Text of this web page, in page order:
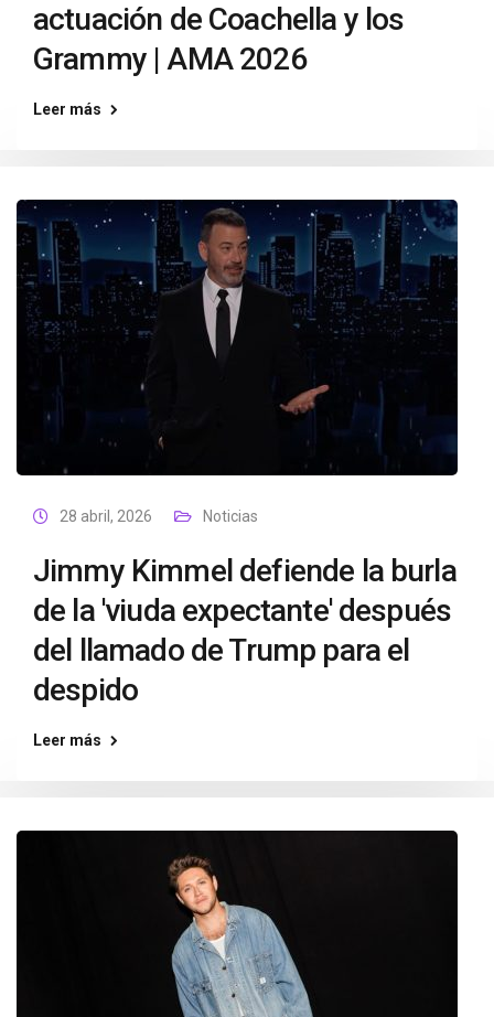
actuación de Coachella y los
Grammy | AMA 2026
Leer más
28 abril, 2026 Noticias
Jimmy Kimmel defiende la burla
de la 'viuda expectante' después
del llamado de Trump para el
despido
Leer más